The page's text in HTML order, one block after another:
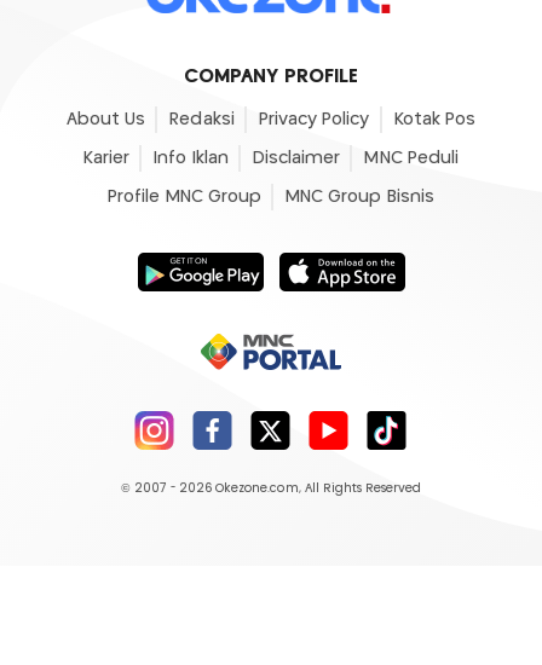
COMPANY PROFILE
About Us Redaksi Privacy Policy Kotak Pos
Karier Info Iklan Disclaimer MNC Peduli
Profile MNC Group MNC Group Bisnis
© 2007 - 2026 Okezone.com, All Rights Reserved